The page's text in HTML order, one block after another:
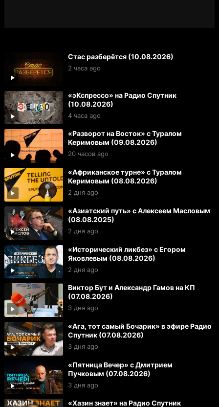
Стас разберётся (10.08.2026)
2 часа ago
«эКспрессо» на Радио Спутник
(10.08.2026)
4 часа ago
«Разворот на Восток» с Туралом
Керимовым (09.08.2026)
20 часов ago
«Африканское турне» с Туралом
Керимовым (08.08.2026)
2 дня ago
«Азиатский путь» с Алексеем Масловым
(08.08.2025)
2 дня ago
«Исторический ликбез» с Егором
Яковлевым (08.08.2026)
2 дня ago
Виктор Бут и Александр Гамов на КП
(07.08.2026)
3 дня ago
«Ага, тот самый Бочарик» в эфире Радио
Спутник (07.08.2026)
3 дня ago
«Пятница Вечер» с Дмитрием
Пучковым (07.08.2026)
3 дня ago
«Хазин знает» на Радио Спутник